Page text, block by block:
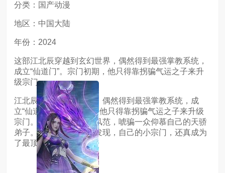
分类：国产动漫
地区：中国大陆
年份：2024
这部江北辰穿越到玄幻世界，偶然得到最强掌教系统，
成立“仙道门”。宗门初期，他只得靠拐骗气运之子来升
级宗门
江北辰穿越到玄幻世界，偶然得到最强掌教系统，成
立“仙道门”。宗门初期，他只得靠拐骗气运之子来升级
宗门。每天都要装高人风范，唬骗一众仰慕自己的天骄
弟子。慢慢的，江北辰发现，自己的小宗门，还真成为
了最顶尖的隐世宗门！